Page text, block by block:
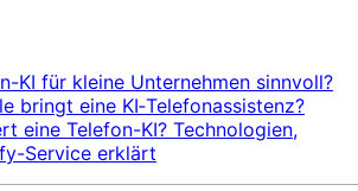
KI für kleine Unternehmen sinnvoll?
bringt eine KI‑Telefonassistenz?
eine Telefon-KI? Technologien,
Service erklärt